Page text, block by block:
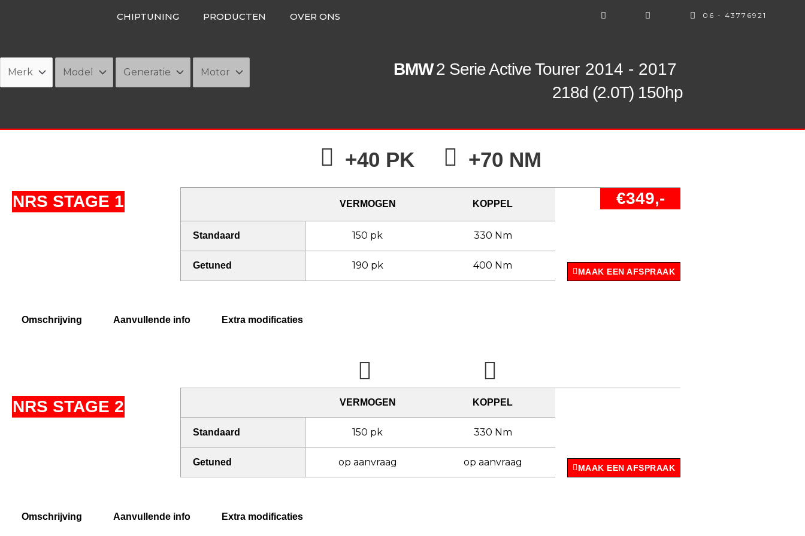
CHIPTUNING PRODUCTEN OVER ONS 06 - 43776921
BMW2 Serie Active Tourer 2014 - 2017
218d (2.0T) 150hp
NRS STAGE 1
+40 PK +70 NM
VERMOGEN KOPPEL €349,-
Standaard 150 pk 330 Nm
Getuned 190 pk 400 Nm
MAAK EEN AFSPRAAK
Omschrijving Aanvullende info Extra modificaties
NRS STAGE 2 VERMOGEN KOPPEL
Standaard 150 pk 330 Nm
Getuned op aanvraag op aanvraag
MAAK EEN AFSPRAAK
Omschrijving Aanvullende info Extra modificaties